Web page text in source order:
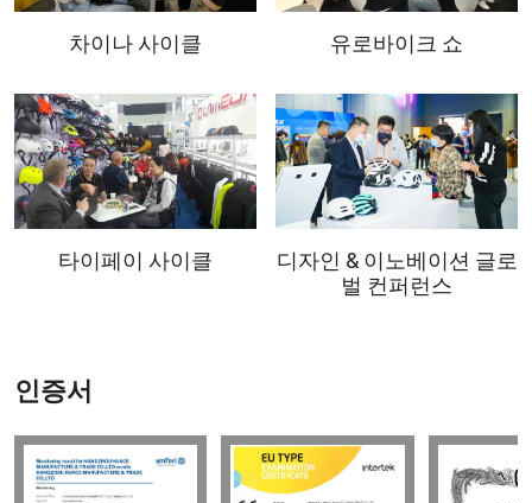
차이나 사이클 유로바이크 쇼
타이페이 사이클
디자인 & 이노베이션 글로
벌 컨퍼런스
인증서